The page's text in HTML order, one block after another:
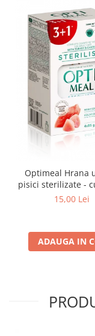
Optimeal Hrana
pisici sterilizate - curcan si
pui in sos, set
15,00 Lei
ADAUGA IN